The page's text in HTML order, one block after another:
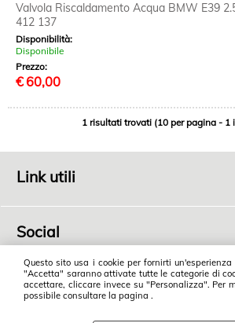
Questo sito usa i cookie per fornirti
"Accetta" saranno attivate tutte le categorie di
accettare, cliccare invece su "Personalizza". Per
possibile consultare la pagina .
Valvola Riscaldamento Acqua BMW E39
412 137
Disponibilità:
Disponibile
Prezzo:
€ 60,00
1 risultati trovati (10 per pagina - 1
Link utili
Social
Autodemolizioni Dienne